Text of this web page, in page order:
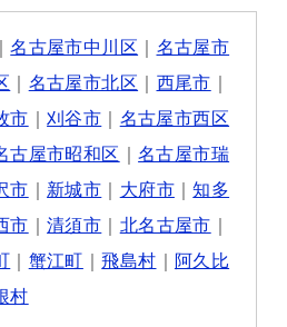
｜名古屋市中川区
名古屋市
名古屋市北区 西尾市
市 ｜刈谷市
名古屋市西区
古屋市昭和区 ｜名古屋市瑞
市 新城市 大府市｜知多
市 ｜清須市 北名古屋市
蟹江町 ｜飛島村
阿久比
村